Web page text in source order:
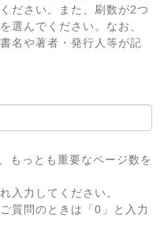
ださい。また、刷数が2つ
選んでください。なお、
名や著者・発行人等が記
もっとも重要なページ数を
入力してください。
質問のときは「0」と入力